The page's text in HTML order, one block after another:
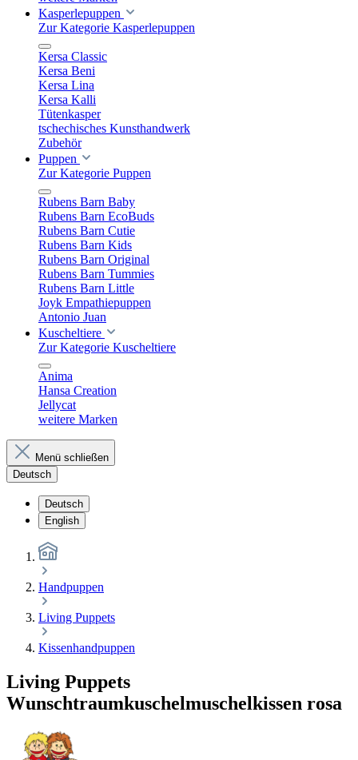
Kasperlepuppen
Zur Kategorie Kasperlepuppen
Kersa Classic
Kersa Beni
Kersa Lina
Kersa Kalli
Tütenkasper
tschechisches Kunsthandwerk
Zubehör
Puppen
Zur Kategorie Puppen
Rubens Barn Baby
Rubens Barn EcoBuds
Rubens Barn Cutie
Rubens Barn Kids
Rubens Barn Original
Rubens Barn Tummies
Rubens Barn Little
Joyk Empathiepuppen
Antonio Juan
Kuscheltiere
Zur Kategorie Kuscheltiere
Anima
Hansa Creation
Jellycat
weitere Marken
Menü schließen
Deutsch
Deutsch
English
Handpuppen
Living Puppets
Kissenhandpuppen
Living Puppets
Wunschtraumkuschelmuschelkissen rosa